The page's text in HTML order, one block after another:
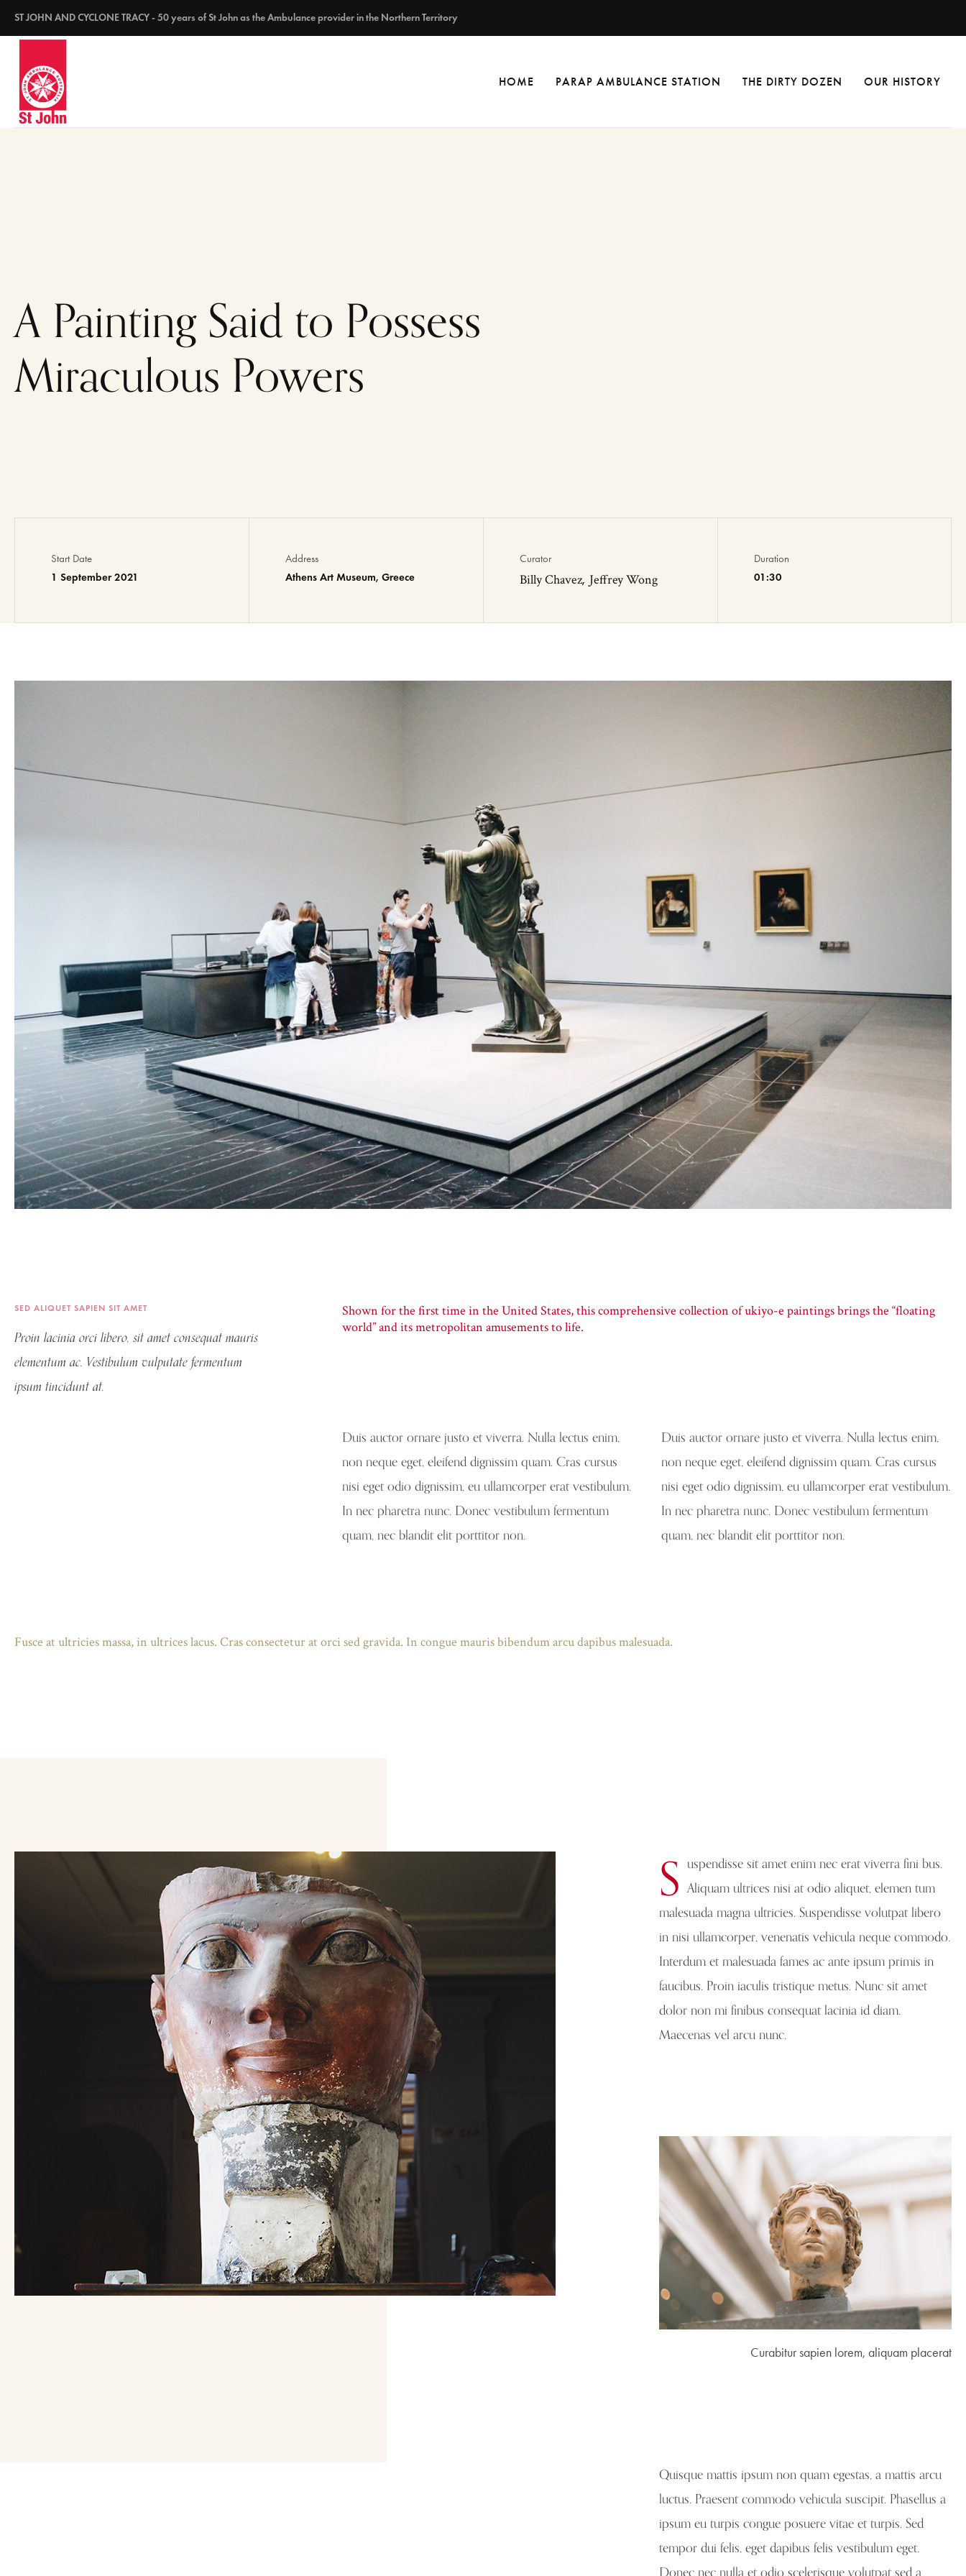
ST JOHN AND CYCLONE TRACY - 50 years of St John as the Ambulance provider in the Northern Territory
HOME PARAP AMBULANCE STATION THE DIRTY DOZEN OUR HISTORY
A Painting Said to Possess
Miraculous Powers
Start Date
1 September 2021
Address
Athens Art Museum, Greece
Curator
Billy Chavez Jeffrey Wong
Duration
01:30
SED ALIQUET SAPIEN SIT AMET
Proin lacinia orci libero, sit amet consequat mauris
elementum ac. Vestibulum vulputate fermentum
ipsum tincidunt at.
Shown for the first time in the United States, this comprehensive collection of ukiyo-e paintings brings the “floating
world” and its metropolitan amusements to life.
Duis auctor ornare justo et viverra. Nulla lectus enim,
non neque eget, eleifend dignissim quam. Cras cursus
nisi eget odio dignissim, eu ullamcorper erat vestibulum.
In nec pharetra nunc. Donec vestibulum fermentum
quam, nec blandit elit porttitor non.
Duis auctor ornare justo et viverra. Nulla lectus enim,
non neque eget, eleifend dignissim quam. Cras cursus
nisi eget odio dignissim, eu ullamcorper erat vestibulum.
In nec pharetra nunc. Donec vestibulum fermentum
quam, nec blandit elit porttitor non.
Fusce at ultricies massa, in ultrices lacus. Cras consectetur at orci sed gravida. In congue mauris bibendum arcu dapibus malesuada.
S uspendisse sit amet enim nec erat viverra fini bus.
Aliquam ultrices nisi at odio aliquet, elemen tum
malesuada magna ultricies. Suspendisse volutpat libero
in nisi ullamcorper, venenatis vehicula neque commodo.
Interdum et malesuada fames ac ante ipsum primis in
faucibus. Proin iaculis tristique metus. Nunc sit amet
dolor non mi finibus consequat lacinia id diam.
Maecenas vel arcu nunc.
Curabitur sapien lorem, aliquam placerat
Quisque mattis ipsum non quam egestas, a mattis arcu
luctus. Praesent commodo vehicula suscipit. Phasellus a
ipsum eu turpis congue posuere vitae et turpis. Sed
tempor dui felis, eget dapibus felis vestibulum eget.
Donec nec nulla et odio scelerisque volutpat sed a